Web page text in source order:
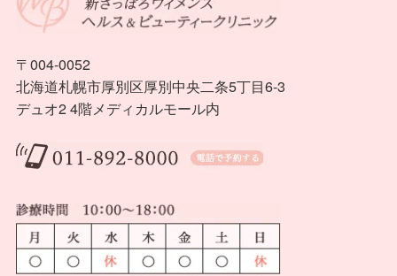
〒004-0052
北海道札幌市厚別区厚別中央二条5丁目6-3
デュオ2 4階メディカルモール内